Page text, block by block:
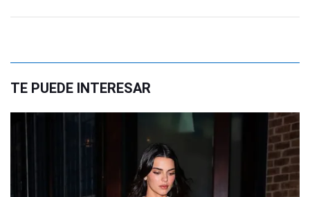
TE PUEDE INTERESAR